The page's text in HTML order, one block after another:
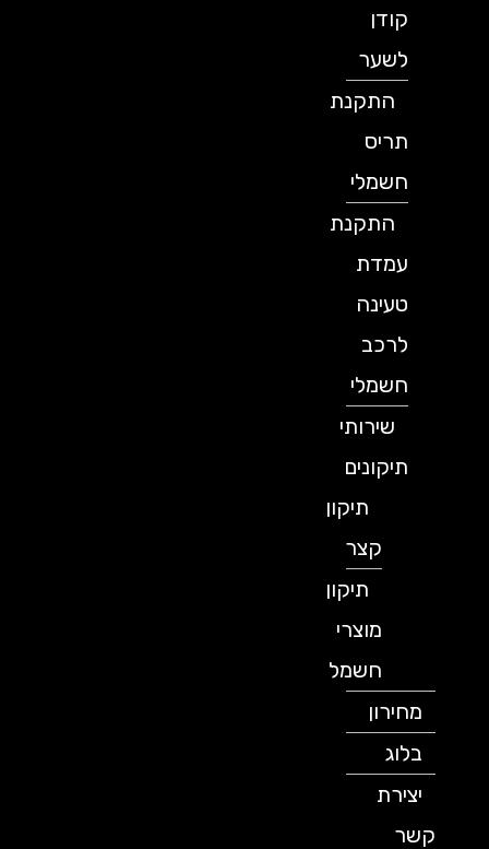
לשער
התקנת
תריס
חשמלי
התקנת
עמדת
טעינה
לרכב
חשמלי
שירותי
תיקונים
תיקון
תיקון
מוצרי
חשמל
מחירון
יצירת
קשר